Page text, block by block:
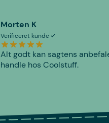
Morten K
Verificeret kunde
Alt godt kan sagtens
handle hos Coolstuff.